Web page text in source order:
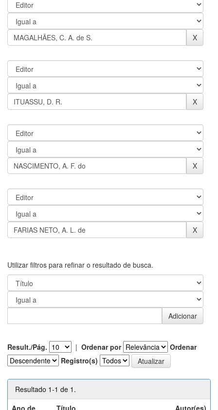
Utilizar filtros para refinar o resultado de busca.
Result./Pág. | Ordenar por
Ordenar
Registro(s)
Resultado 1-1 de 1.
Ano de
Título Autor(es)